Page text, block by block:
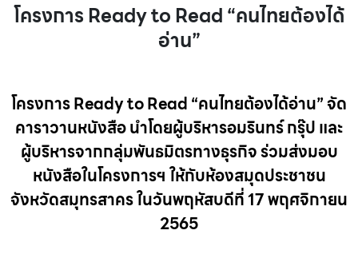
โครงการ Ready to Read “คนไทยต้องได้
อ่าน”
โครงการ Ready to Read “คนไทยต้องได้อ่าน” จัด
คาราวานหนังสือ นำโดยผู้บริหารอมรินทร์ กรุ๊ป และ
ผู้บริหารจากกลุ่มพันธมิตรทางธุรกิจ ร่วมส่งมอบ
หนังสือในโครงการฯ ให้กับห้องสมุดประชาชน
จังหวัดสมุทรสาคร ในวันพฤหัสบดีที่ 17 พฤศจิกายน
2565